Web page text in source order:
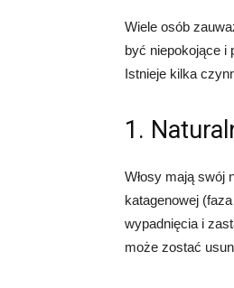
Wiele osób
być niepokojące i
Istnieje kilka
1.
Włosy mają swój
katagenowej
wypadnięcia i
może zostać